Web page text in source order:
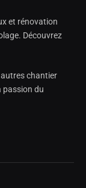
et rénovation
Découvrez
chantier
passion du